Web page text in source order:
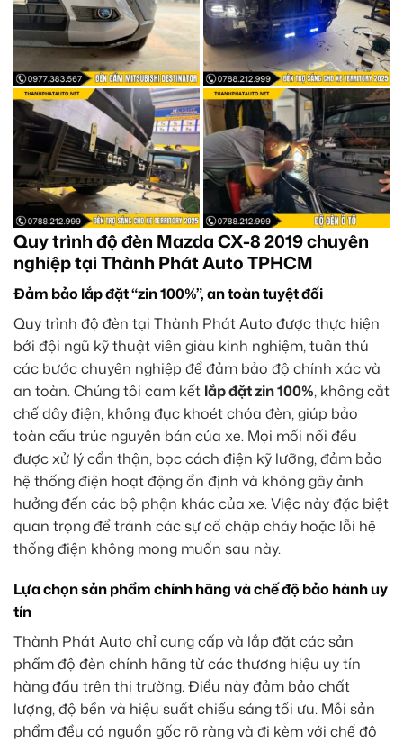
Quy trình độ đèn Mazda CX-8 2019 chuyên
nghiệp tại Thành Phát Auto TPHCM
Đảm bảo lắp đặt “zin 100%”, an toàn tuyệt đối
Quy trình độ đèn tại Thành Phát Auto được thực hiện
bởi đội ngũ kỹ thuật viên giàu kinh nghiệm, tuân thủ
các bước chuyên nghiệp để đảm bảo độ chính xác và
an toàn. Chúng tôi cam kết lắp đặt zin 100%, không cắt
chế dây điện, không đục khoét chóa đèn, giúp bảo
toàn cấu trúc nguyên bản của xe. Mọi mối nối đều
được xử lý cẩn thận, bọc cách điện kỹ lưỡng, đảm bảo
hệ thống điện hoạt động ổn định và không gây ảnh
hưởng đến các bộ phận khác của xe. Việc này đặc biệt
quan trọng để tránh các sự cố chập cháy hoặc lỗi hệ
thống điện không mong muốn sau này.
Lựa chọn sản phẩm chính hãng và chế độ bảo hành uy
tín
Thành Phát Auto chỉ cung cấp và lắp đặt các sản
phẩm độ đèn chính hãng từ các thương hiệu uy tín
hàng đầu trên thị trường. Điều này đảm bảo chất
lượng, độ bền và hiệu suất chiếu sáng tối ưu. Mỗi sản
phẩm đều có nguồn gốc rõ ràng và đi kèm với chế độ